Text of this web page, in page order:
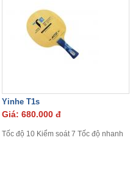
Yinhe T1s
Giá: 680.000 đ
Tốc độ 10 Kiểm soát 7 Tốc độ nhanh